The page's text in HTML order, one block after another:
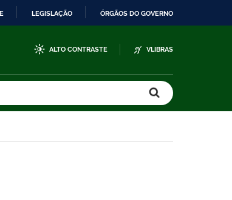
LEGISLAÇÃO ÓRGÃOS DO GOVERNO
ALTO CONTRASTE VLIBRAS